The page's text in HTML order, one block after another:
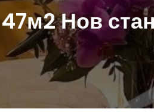
47м2 Нов